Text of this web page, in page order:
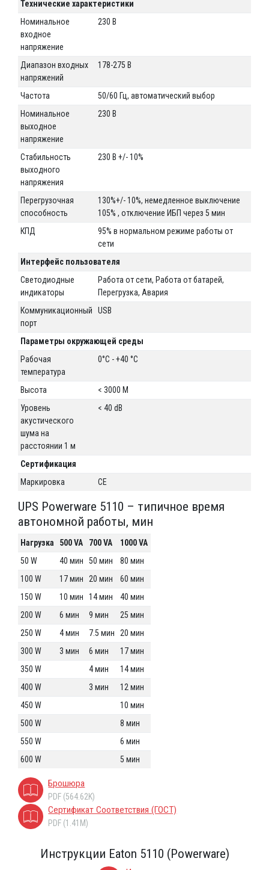
Технические характеристики
Номинальное
входное
напряжение
230 В
Диапазон входных
напряжений
178-275 В
Частота
50/60 Гц, автоматический выбор
Номинальное
выходное
напряжение
230 В
Стабильность
выходного
напряжения
230 В +/- 10%
Перегрузочная
способность
130%+/- 10%, немедленное выключение
105% , отключение ИБП через 5 мин
КПД
95% в нормальном режиме работы от
сети
Интерфейс пользователя
Светодиодные
индикаторы
Работа от сети, Работа от батарей,
Перегрузка, Авария
Коммуникационный
порт
USB
Параметры окружающей среды
Рабочая
температура
0°C - +40 °C
Высота
< 3000 M
Уровень
акустического
шума на
расстоянии 1 м
< 40 dB
Сертификация
Маркировка
CE
UPS Powerware 5110 – типичное время
автономной работы, мин
Нагрузка 500 VA 700 VA
1000 VA
50 W
40 мин 50 мин
80 мин
100 W
17 мин 20 мин
60 мин
150 W
10 мин 14 мин
40 мин
200 W
6 мин 9 мин
25 мин
250 W
4 мин 7.5 мин
20 мин
300 W
3 мин 6 мин
17 мин
350 W
4 мин
14 мин
400 W
3 мин
12 мин
450 W
10 мин
500 W
8 мин
550 W
6 мин
600 W
5 мин
Брошюра
PDF (564.62K)
Сертификат Соответствия (ГОСТ)
PDF (1.41M)
Инструкции Eaton 5110 (Powerware)